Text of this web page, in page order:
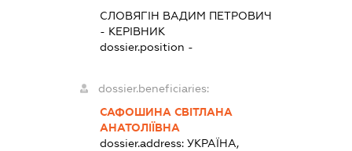
СЛОВЯГІН ВАДИМ ПЕТРОВИЧ
- КЕРІВНИК
dossier.position -
dossier.beneficiaries:
САФОШИНА СВІТЛАНА
АНАТОЛІЇВНА
dossier.address:УКРАЇНА,